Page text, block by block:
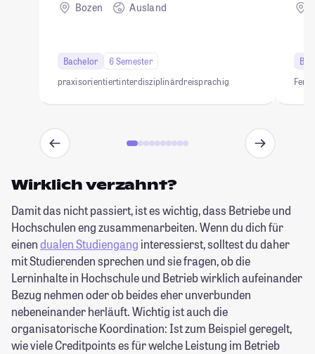
Bozen
Ausland
Bachelor
6 Semester
praxisorientiertinterdisziplinärdreisprachig
Wirklich verzahnt?
Damit das nicht passiert, ist es wichtig, dass Betriebe und
Hochschulen eng zusammenarbeiten. Wenn du dich für
einendualen Studiengang interessierst, solltest du daher
mit Studierenden sprechen und sie fragen, ob die
Lerninhalte in Hochschule und Betrieb wirklich aufeinander
Bezug nehmen oder ob beides eher unverbunden
nebeneinander herläuft. Wichtig ist auch die
organisatorische Koordination: Ist zum Beispiel geregelt,
wie viele Creditpoints es für welche Leistung im Betrieb